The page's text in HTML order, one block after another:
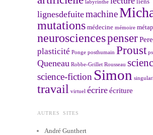
labyrinthe
lignesdefuitemachine
mutations médecine mémoire
neurosciencespenser
plasticité Ponge posthumain Proust
Queneau Robbe-Grillet Rousseau
science-fiction Simon
travail virtuel écrireécriture
AUTRES SITES
André Gunthert